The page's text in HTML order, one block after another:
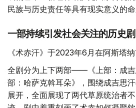
民族与历史责任等具有现实意义的命
一部持续引发社会关注的历史剧
《术赤汗》于2023年6月在阿斯塔纳
全剧分为上下两部——《上部：成
部：哈萨克斡耳朵》，围绕成吉思
展开，全面展现了两代草原统治者